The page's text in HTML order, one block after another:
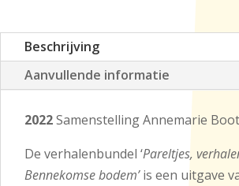
Beschrijving
Aanvullende informatie
2022Samenstelling Annemarie
De verhalenbundel ‘Pareltjes,
Bennekomse bodem’is een uitgave